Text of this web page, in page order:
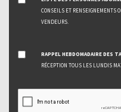
CONSEILS ET RENSEIGNEMENTS
VENDEURS.
RAPPEL HEBDOMADAIRE DES
RÉCEPTION TOUS LES LUNDIS